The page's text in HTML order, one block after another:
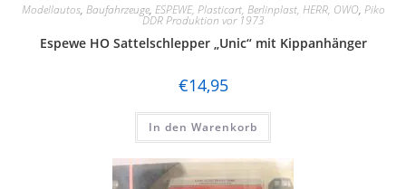
Modellautos, Baufahrzeuge, ESPEWE, Plasticart, Berlinplast, HERR, OWO, Piko
DDR Produktion vor 1973
Espewe HO Sattelschlepper „Unic“ mit Kippanhänger
€14,95
In den Warenkorb